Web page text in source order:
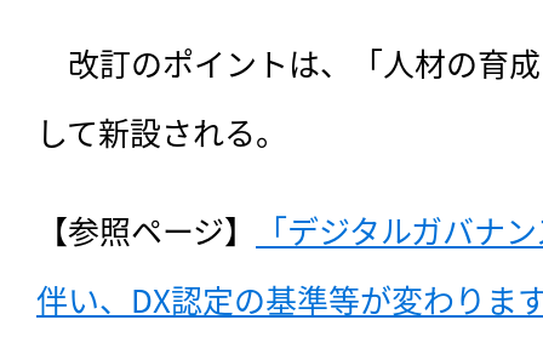
改訂のポイントは、「人材の育
して新設される。
【参照ページ】
「デジタルガバナ
伴い、DX認定の基準等が変わりま